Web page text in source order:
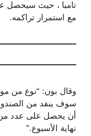
تامبا ، حيث سيحصل
مع استمرار تراكمه.
وقال بون: “نوع من
سوف ينفد من الصندوق
أن يحصل على عدد
نهاية الأسبوع.”